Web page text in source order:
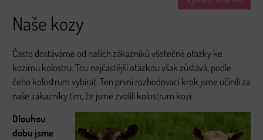
Naše kozy
Často dostáváme od našich zákazníků všetečné otázky ke
kozímu kolostru. Tou nejčastější otázkou však zůstává, podle
čeho kolostrum vybírat. Ten první rozhodovací krok jsme učinili za
naše zákazníky tím, že jsme zvolili kolostrum kozí.
Dlouhou
dobu jsme